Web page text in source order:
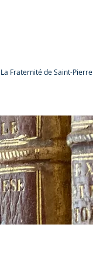
La Fraternité de Saint-Pierre